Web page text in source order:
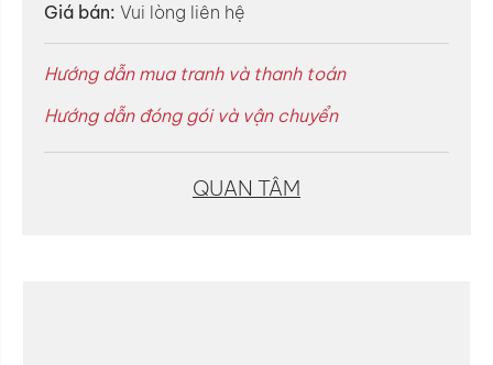
Giá bán: Vui lòng liên hệ
Hướng dẫn mua tranh và thanh toán
Hướng dẫn đóng gói và vận chuyển
QUAN TÂM